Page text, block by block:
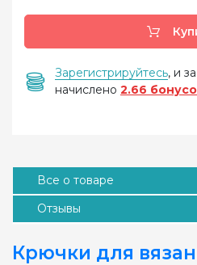
Зарегистрируйтесь, и
начислено 2.66
Все о товаре
Отзывы
Крючки для